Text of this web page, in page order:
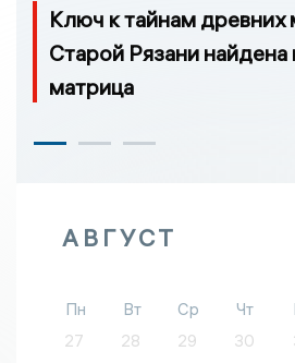
Ключ к тайнам древних
Старой Рязани
матрица
АВГУСТ
Пн Вт Ср Чт
27
28 29 30